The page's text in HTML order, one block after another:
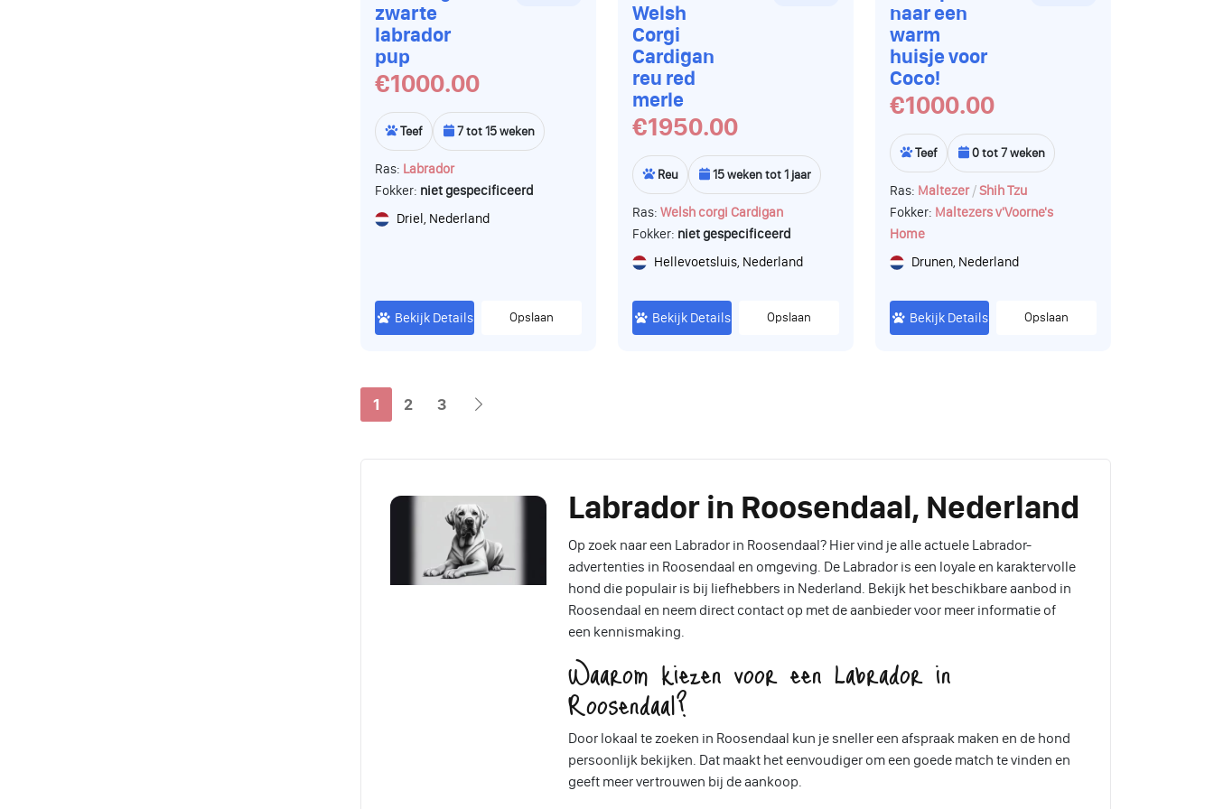
zwarte
labrador
pup
€1000.00
Teef 7 tot 15 weken
Ras: Labrador
Fokker: niet gespecificeerd
Driel, Nederland
Bekijk Details Opslaan
Welsh
Corgi
Cardigan
reu red
merle
€1950.00
Reu 15 weken tot 1 jaar
Ras: Welsh corgi Cardigan
Fokker: niet gespecificeerd
Hellevoetsluis, Nederland
Bekijk Details Opslaan
naar een
warm
huisje voor
Coco!
€1000.00
Teef 0 tot 7 weken
Ras: Maltezer/Shih Tzu
Fokker: Maltezers v'Voorne's
Home
Drunen, Nederland
Bekijk Details Opslaan
1 2 3
Labrador in Roosendaal, Nederland
Op zoek naar een Labrador in Roosendaal? Hier vind je alle actuele Labrador-
advertenties in Roosendaal en omgeving. De Labrador is een loyale en karaktervolle
hond die populair is bij liefhebbers in Nederland. Bekijk het beschikbare aanbod in
Roosendaal en neem direct contact op met de aanbieder voor meer informatie of
een kennismaking.
Waarom kiezen voor een Labrador in
Roosendaal?
Door lokaal te zoeken in Roosendaal kun je sneller een afspraak maken en de hond
persoonlijk bekijken. Dat maakt het eenvoudiger om een goede match te vinden en
geeft meer vertrouwen bij de aankoop.